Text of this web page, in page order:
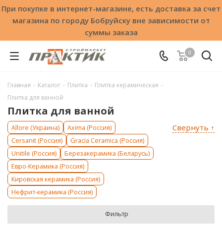
При покупке в интернет-магазине, есть доставка за счет
магазина по городу Бобруйску вне зависимости от
суммы заказа
0
Главная - Каталог - Плитка - Плитка керамическая -
Плитка для ванной
Плитка для ванной
Свернуть ↑
Allore (Украина)
Axima (Россия)
Cersanit (Россия)
Gracia Ceramica (Россия)
Unitile (Россия)
Березакерамика (Беларусь)
Евро-Керамика (Россия)
Кировская керамика (Россия)
Нефрит-керамика (Россия)
Фильтр